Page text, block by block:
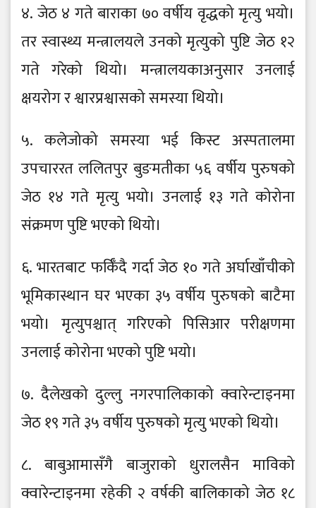
४. जेठ ४ गते बाराका ७० वर्षीय वृद्धको मृत्यु भयो।
तर स्वास्थ्य मन्त्रालयले उनको मृत्युको पुष्टि जेठ १२
गते गरेको थियो। मन्त्रालयकाअनुसार उनलाई
क्षयरोग र श्वारप्रश्वासको समस्या थियो।
५. कलेजोको समस्या भई किस्ट अस्पतालमा
उपचाररत ललितपुर बुङमतीका ५६ वर्षीय पुरुषको
जेठ १४ गते मृत्यु भयो। उनलाई १३ गते कोरोना
संक्रमण पुष्टि भएको थियो।
६. भारतबाट फर्किँदै गर्दा जेठ १० गते अर्घाखाँचीको
भूमिकास्थान घर भएका ३५ वर्षीय पुरुषको बाटैमा
भयो। मृत्युपश्चात् गरिएको पिसिआर परीक्षणमा
उनलाई कोरोना भएको पुष्टि भयो।
७. दैलेखको दुल्लु नगरपालिकाको क्वारेन्टाइनमा
जेठ १९ गते ३५ वर्षीय पुरुषको मृत्यु भएको थियो।
८. बाबुआमासँगै बाजुराको धुरालसैन माविको
क्वारेन्टाइनमा रहेकी २ वर्षकी बालिकाको जेठ १८